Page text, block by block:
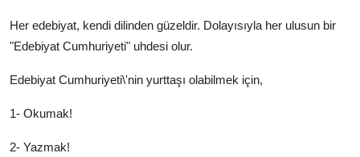
Her edebiyat, kendi dilinden güzeldir. Dolayısıyla her ulusun bir
"Edebiyat Cumhuriyeti" uhdesi olur.
Edebiyat Cumhuriyeti\'nin yurttaşı olabilmek için,
1- Okumak!
2- Yazmak!